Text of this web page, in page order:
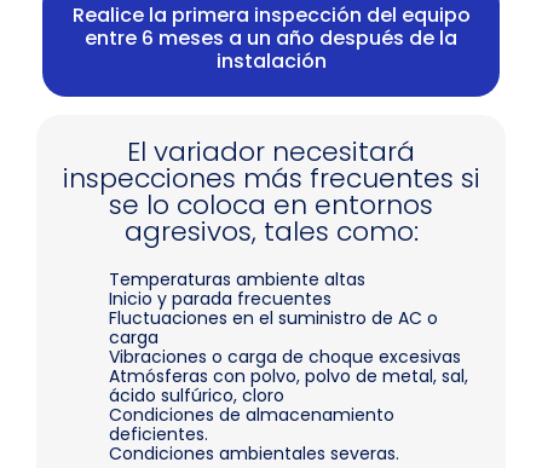
Realice la primera inspección del equipo
entre 6 meses a un año después de la
instalación
El variador necesitará
inspecciones más frecuentes si
se lo coloca en entornos
agresivos, tales como:
Temperaturas ambiente altas
Inicio y parada frecuentes
Fluctuaciones en el suministro de AC o
carga
Vibraciones o carga de choque excesivas
Atmósferas con polvo, polvo de metal, sal,
ácido sulfúrico, cloro
Condiciones de almacenamiento
deficientes.
Condiciones ambientales severas.